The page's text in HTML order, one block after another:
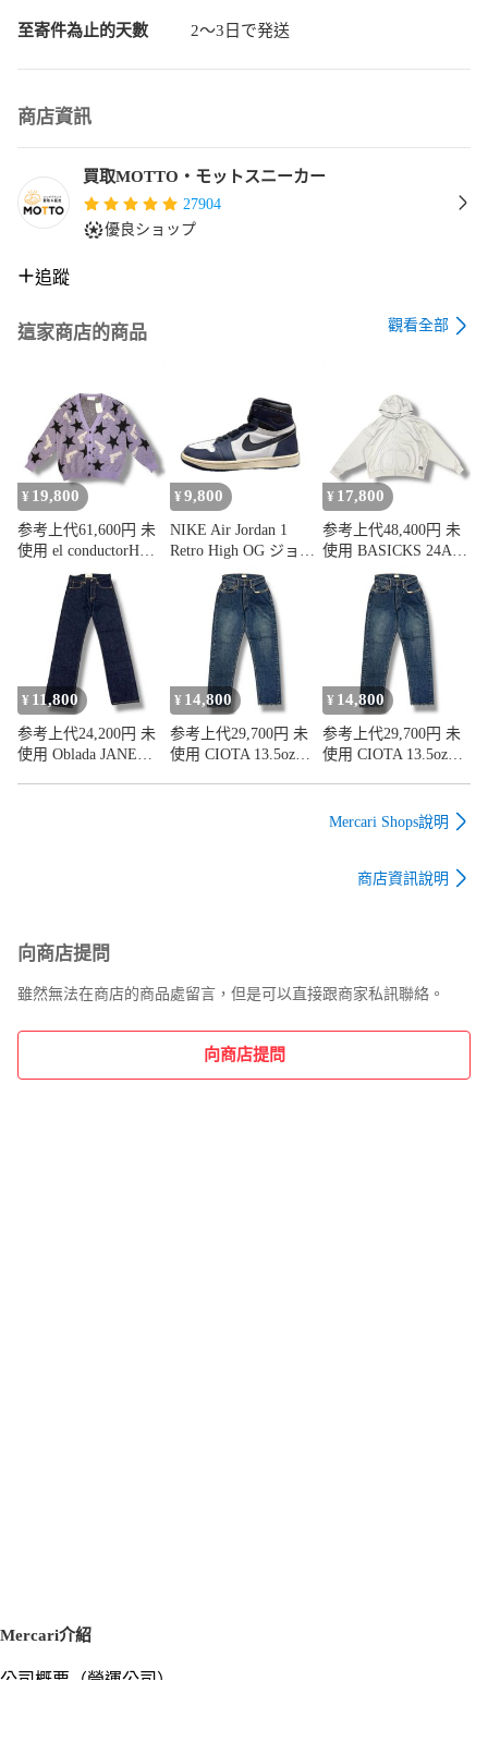
至寄件為止的天數 2〜3日で発送
商店資訊
買取MOTTO・モットスニーカー
27904
優良ショップ
追蹤
這家商店的商品 觀看全部
¥ 19,800
参考上代61,600円 未
使用 el conductorH
22AW MOHAIR
CARDIGAN モヘアニ
ットカーディガン セ
ーター コンダクター
PD22AN01 パープル
2 （874MG）
¥ 9,800
NIKE Air Jordan 1
Retro High OG ジョー
ダン1 ミッドナイト
ネイビー ナイキ
DZ5485-401 ネイビー
25cm （20522M）
¥ 17,800
参考上代48,400円 未
使用 BASICKS 24AW
Bear Hoodie ベアーフ
ーディ ジップパーカ
ー スウェット ベイシ
ックス S2.5-0401 グ
レー M （871MG）
¥ 11,800
参考上代24,200円 未
使用 Oblada JANE
¥ 14,800
参考上代29,700円 未
使用 CIOTA 13.5ozテ
¥ 14,800
参考上代29,700円 未
使用 CIOTA 13.5ozテ
2TP-PIDBL-D インデ
Mercari Shops說明
商店資訊說明
向商店提問
雖然無法在商店的商品處留言，但是可以直接跟商家私訊聯絡。
向商店提問
Mercari介紹
公司概要（營運公司）